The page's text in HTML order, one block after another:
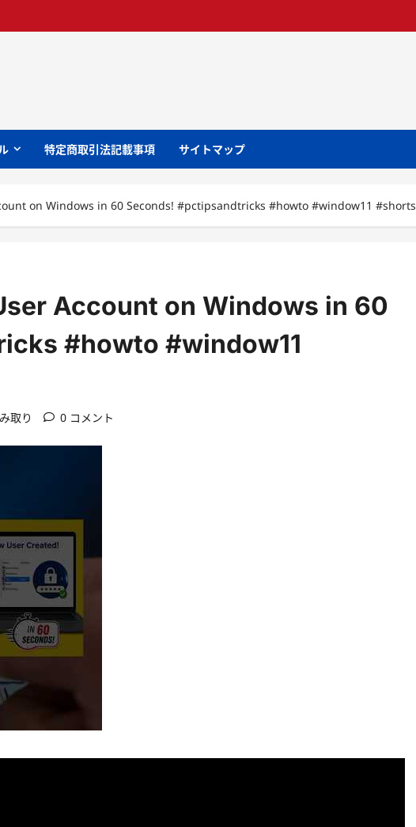
特定商取引法記載事項 サイトマップ
on Windows in 60 Seconds! #pctipsandtricks #howto #window11 #shorts
Account on Windows in 60
#howto #window11
取り 0 コメント